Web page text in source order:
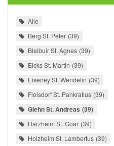
Alle
Berg St. Peter 39
Bleibuir St. Agnes 39
Eicks St. Martin 39
Eiserfey St. Wendelin 39
Floisdorf St. Pankratius 39
Glehn St. Andreas 39
Harzheim St. Goar 39
Holzheim St. Lambertus 39